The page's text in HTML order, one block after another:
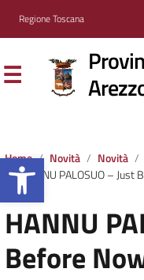
Apri la
Regione Toscana
Home Novità Novità
HANNU PALOSUO – Just
HANNU
Before